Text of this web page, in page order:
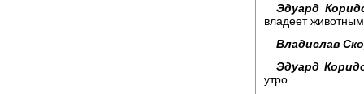
Эдуард
владеет
Владислав
Эдуард
утро.